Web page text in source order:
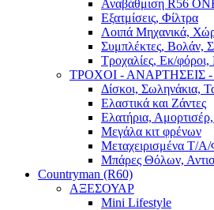
Αναβάθμιση R56
Εξατμίσεις, Φίλτρα
Λοιπά Μηχανικά,
Συμπλέκτες, Βολάν,
Τροχαλίες, Εκ/
ΤΡΟΧΟΙ - ΑΝΑΡΤΗΣΕΙΣ
Δίσκοι, Σωληνάκια,
Ελαστικά και Ζάντες
Ελατήρια,
Μεγάλα κιτ φρένων
Μεταχειρισμένα Τ/
Μπάρες Θόλων,
Countryman (R60)
ΑΞΕΣΟΥΑΡ
Mini Lifestyle